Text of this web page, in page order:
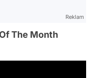
Reklam
The Month